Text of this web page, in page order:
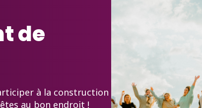
de
à la construction
au bon endroit !